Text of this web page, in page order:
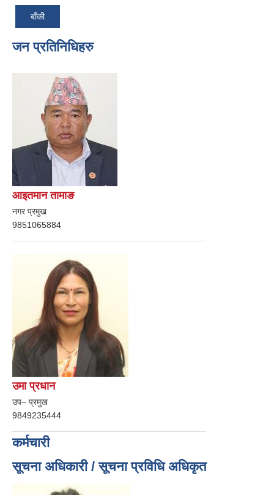
बाँकी
जन प्रतिनिधिहरु
आइतमान तामाङ
नगर प्रमुख
9851065884
उमा प्रधान
उप– प्रमुख
9849235444
कर्मचारी
सूचना अधिकारी / सूचना प्रविधि अधिकृत